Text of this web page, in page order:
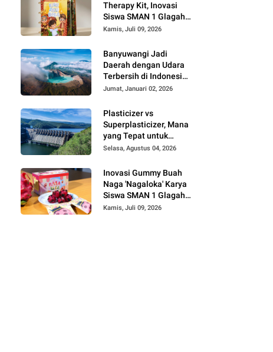
Therapy Kit, Inovasi
Siswa SMAN 1 Glagah
untuk Terapi Motorik
Budaya Banyuwangi
Kamis, Juli 09, 2026
Banyuwangi Jadi
Daerah dengan Udara
Terbersih di Indonesia,
Destinasi Wisata Sehat
Jumat, Januari 02, 2026
Plasticizer vs
Superplasticizer, Mana
yang Tepat untuk
Proyek Anda?
Selasa, Agustus 04, 2026
Inovasi Gummy Buah
Naga 'Nagaloka' Karya
Siswa SMAN 1 Glagah,
Angkat Potensi Lokal
Kamis, Juli 09, 2026